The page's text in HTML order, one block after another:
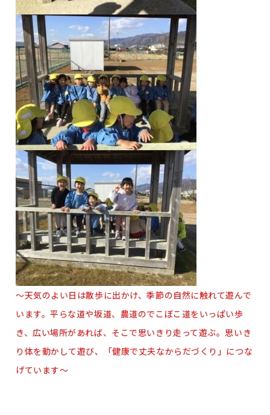
～天気のよい日は散歩に出かけ、季節の自然に触れて遊んで
います。平らな道や坂道、農道のでこぼこ道をいっぱい歩
き、広い場所があれば、そこで思いきり走って遊ぶ。思いき
り体を動かして遊び、「健康で丈夫なからだづくり」につな
げています～